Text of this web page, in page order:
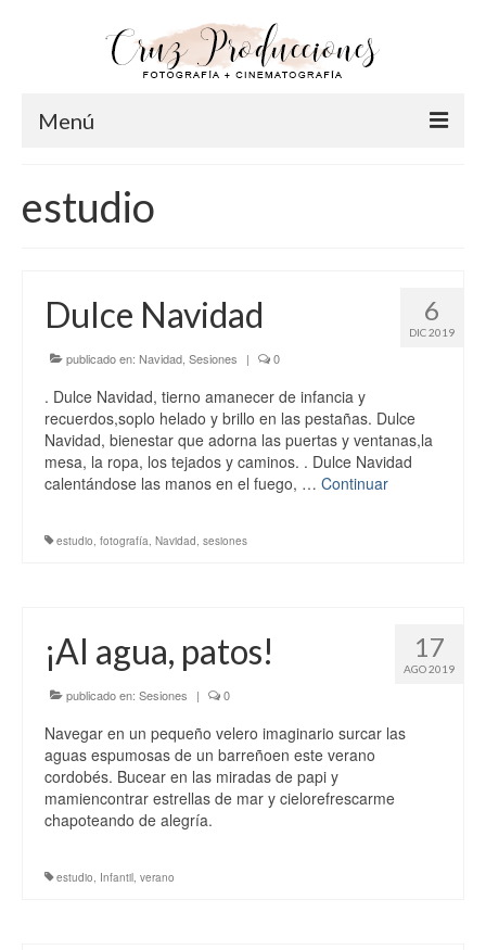
Menú
Info
Nuestro Equipo
FAQ
Fotografía
Pre-Bodas
Bodas
Post-Bodas
Blog
estudio
6
DIC 2019
Dulce Navidad
publicado en: Navidad Sesiones | 0
. Dulce Navidad, tierno amanecer de infancia y
recuerdos,soplo helado y brillo en las pestañas. Dulce
Navidad, bienestar que adorna las puertas y ventanas,la
mesa, la ropa, los tejados y caminos. . Dulce Navidad
calentándose las manos en el fuego, … Continuar
estudio, fotografía, Navidad, sesiones
17
AGO 2019
¡Al agua, patos!
publicado en: Sesiones | 0
Navegar en un pequeño velero imaginario surcar las
aguas espumosas de un barreñoen este verano
cordobés. Bucear en las miradas de papi y
mamiencontrar estrellas de mar y cielorefrescarme
chapoteando de alegría.
estudio, Infantil, verano